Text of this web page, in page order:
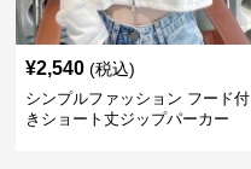
¥2,540 (税込)
シンプルファッション フード付
きショート丈ジップパーカー